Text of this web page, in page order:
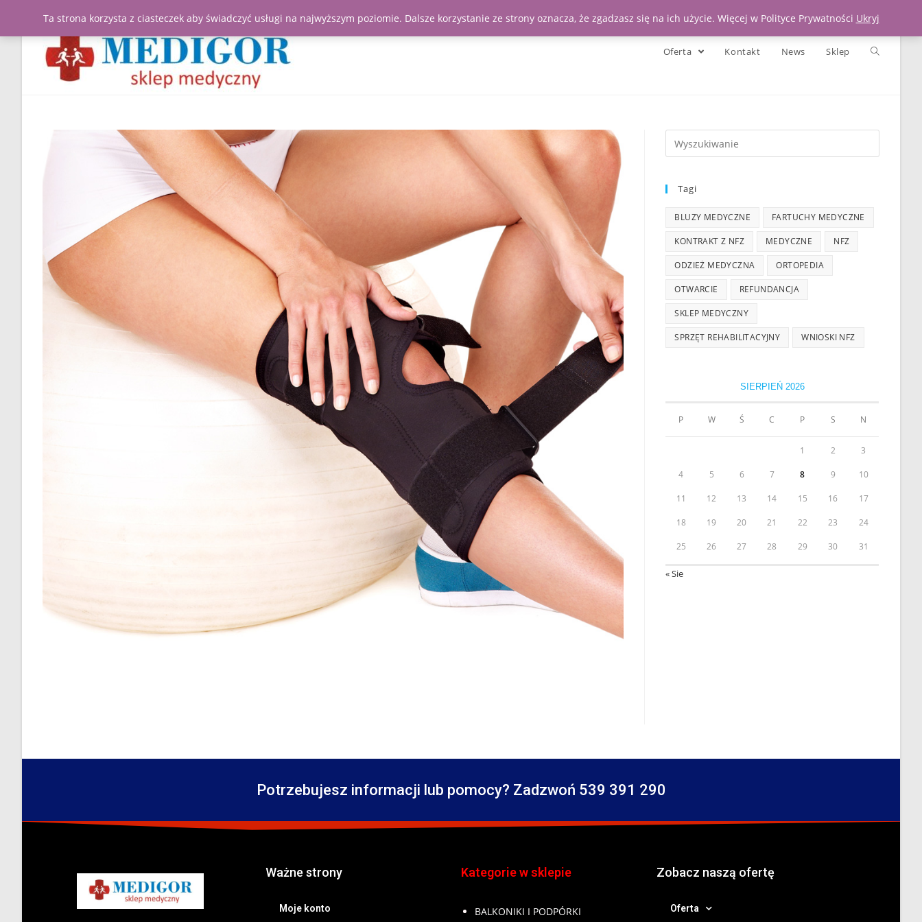
Moje konto Koszyk Zadzwoń 539 391 290
Oferta Kontakt News Sklep
Tagi
BLUZY MEDYCZNE FARTUCHY MEDYCZNE
KONTRAKT Z NFZ MEDYCZNE NFZ
ODZIEŻ MEDYCZNA ORTOPEDIA
OTWARCIE REFUNDANCJA
SKLEP MEDYCZNY
SPRZĘT REHABILITACYJNY WNIOSKI NFZ
SIERPIEŃ 2026
P W Ś C P S N
1 2 3
4 5 6 7 8 9 10
11 12 13 14 15 16 17
18 19 20 21 22 23 24
25 26 27 28 29 30 31
« Sie
Potrzebujesz informacji lub pomocy? Zadzwoń 539 391 290
Ważne strony
Moje konto
Kategorie w sklepie
BALKONIKI I PODPÓRKI
Zobacz naszą ofertę
Oferta
Ta strona korzysta z ciasteczek aby świadczyć usługi na najwyższym poziomie. Dalsze korzystanie ze strony oznacza, że zgadzasz się na ich użycie. Więcej w Polityce Prywatności Ukryj